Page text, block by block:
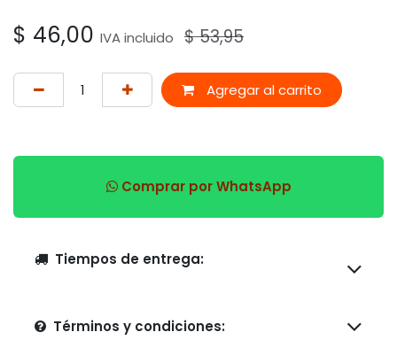
$ 46,00 IVA incluido $53,95
Agregar al carrito
Comprar por WhatsApp
Tiempos de entrega:
Términos y condiciones: